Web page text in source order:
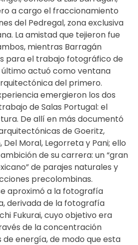
a cargo el fraccionamiento
del Pedregal, zona exclusiva
La amistad que tejieron fue
mientras Barragán
para el trabajo fotográfico de
último actuó como ventana
del primero.
emergieron los dos
de Salas Portugal: el
De allí en más documentó
de Goeritz,
Del Moral, Legorreta y Pani; ello
de su carrera: un “gran
de parajes naturales y
precolombinas.
aproximó a la fotografía
derivada de la fotografía
Fukurai, cuyo objetivo era
de la concentración
energía, de modo que esta